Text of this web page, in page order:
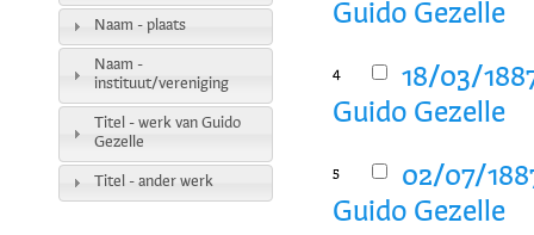
Guido Gezelle
4
18/03/
Guido Gezelle
5
02/07/
Guido Gezelle
Naam - plaats
Naam -
instituut/vereniging
Titel - werk van Guido
Gezelle
Titel - ander werk